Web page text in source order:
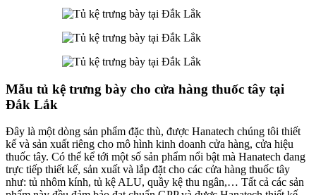
Mẫu tủ kệ trưng bày cho cửa hàng thuốc tây tại
Đắk Lắk
Đây là một dòng sản phẩm đặc thù, được Hanatech chúng tôi thiết
kế và sản xuất riêng cho mô hình kinh doanh cửa hàng, cửa hiệu
thuốc tây. Có thể kể tới một số sản phẩm nổi bật mà Hanatech đang
trực tiếp thiết kế, sản xuất và lắp đặt cho các cửa hàng thuốc tây
như: tủ nhôm kính, tủ kệ ALU, quầy kệ thu ngân,… Tất cả các sản